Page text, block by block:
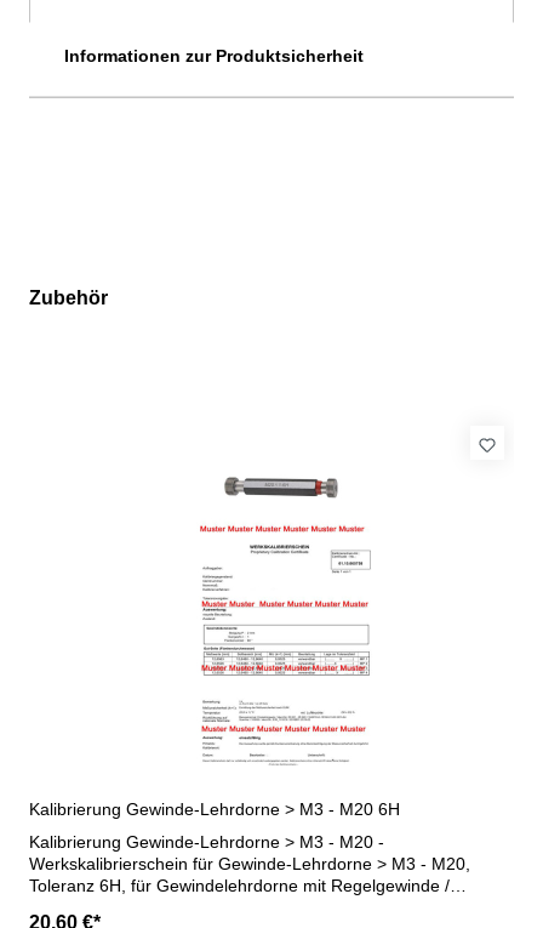
Informationen zur Produktsicherheit
Produktgalerie überspringen
Zubehör
Kalibrierung Gewinde-Lehrdorne > M3 - M20 6H
Kalibrierung Gewinde-Lehrdorne > M3 - M20 -
Werkskalibrierschein für Gewinde-Lehrdorne > M3 - M20,
Toleranz 6H, für Gewindelehrdorne mit Regelgewinde /
20,60 €*